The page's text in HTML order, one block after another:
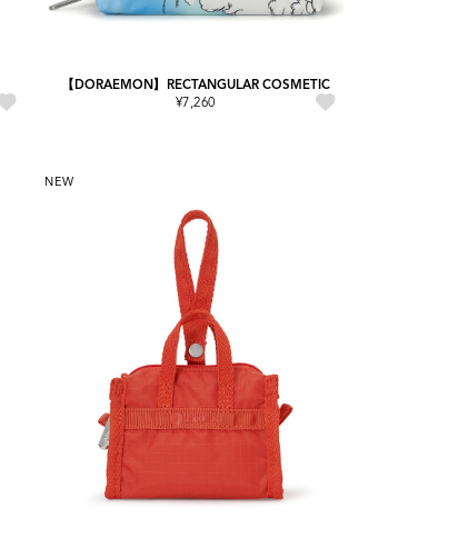
【DORAEMON】RECTANGULAR COSMETIC
¥7,260
NEW